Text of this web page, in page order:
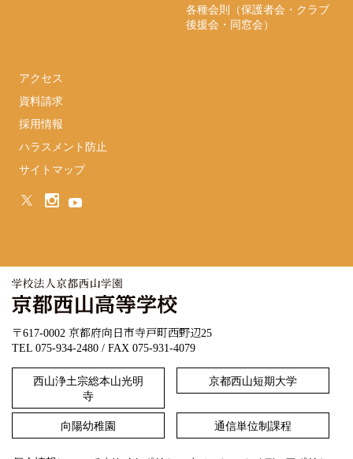
各種会則（保護者会・クラブ
後援会・同窓会）
アクセス
資料請求
採用情報
ハラスメント防止
サイトマップ
〒617-0002 京都府向日市寺戸町西野辺25
TEL 075-934-2480 / FAX 075-931-4079
西山浄土宗総本山光明
寺
京都西山短期大学
向陽幼稚園 通信単位制課程